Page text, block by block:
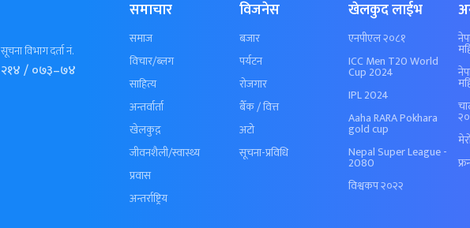
सूचना विभाग दर्ता नं.
२१४ / ०७३–७४
समाचार
समाज
विचार/ब्लग
साहित्य
अन्तर्वार्ता
खेलकुद़़
जीवनशैली/स्वास्थ्य
प्रवास
अन्तर्राष्ट्रिय
विजनेस
बजार
पर्यटन
रोजगार
बैँक / वित्त
अटो
सूचना-प्रविधि
खेलकुद लाईभ
एनपीएल २०८१
ICC Men T20 World
Cup 2024
IPL 2024
Aaha RARA Pokhara
gold cup
Nepal Super League -
2080
विश्वकप २०२२